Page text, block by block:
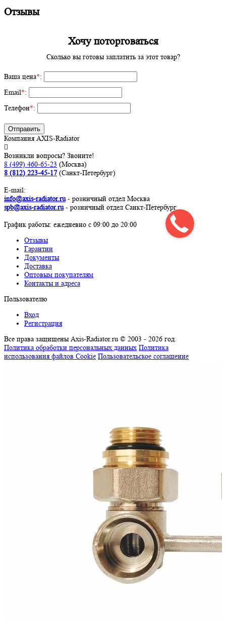
Отзывы
Хочу поторговаться
Сколько вы готовы заплатить за этот товар?
Ваша цена*:
Email*:
Телефон*:
Отправить
Компания AXIS-Radiator
Возникли вопросы? Звоните!
8 (499) 460-65-23 (Москва)
8 (812) 223-45-17 (Санкт-Петербург)
E-mail:
info@axis-radiator.ru- розничный отдел Москва
spb@axis-radiator.ru- розничный отдел Санкт-Петербург
График работы: eжедневно с 09:00 до 20:00
Отзывы
Гарантии
Документы
Доставка
Оптовым покупателям
Контакты и адреса
Пользователю
Вход
Регистрация
Все права защищены Axis-Radiator.ru © 2003 - 2026 год
Политика обработки персональных данных Политика
использования файлов Cookie Пользовательское соглашение